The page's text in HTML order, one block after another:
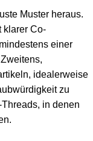
Muster heraus.
klarer Co-
einer
idealerweise
zu
in denen